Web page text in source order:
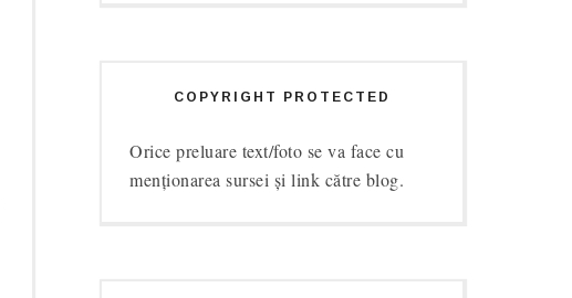
COPYRIGHT PROTECTED
Orice preluare text/foto se va face cu
menționarea sursei și link către blog.